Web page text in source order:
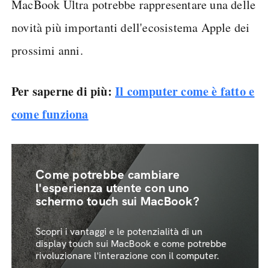
MacBook Ultra potrebbe rappresentare una delle
novità più importanti dell'ecosistema Apple dei
prossimi anni.
Per saperne di più: Il computer come è fatto e
come funziona
Come potrebbe cambiare
l'esperienza utente con uno
schermo touch sui MacBook?
Scopri i vantaggi e le potenzialità di un
display touch sui MacBook e come potrebbe
rivoluzionare l'interazione con il computer.